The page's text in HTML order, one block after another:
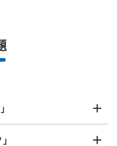
約
間
作店鋪
型背包、手提包、手提行李